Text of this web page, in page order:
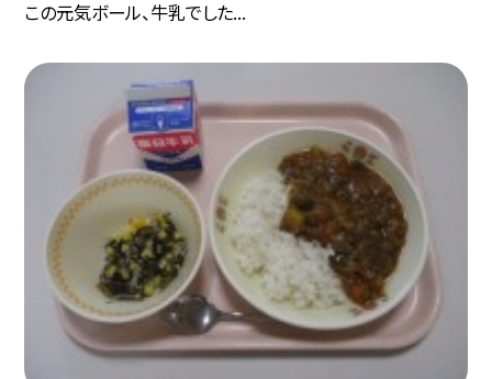
この元気ボール、牛乳でした...